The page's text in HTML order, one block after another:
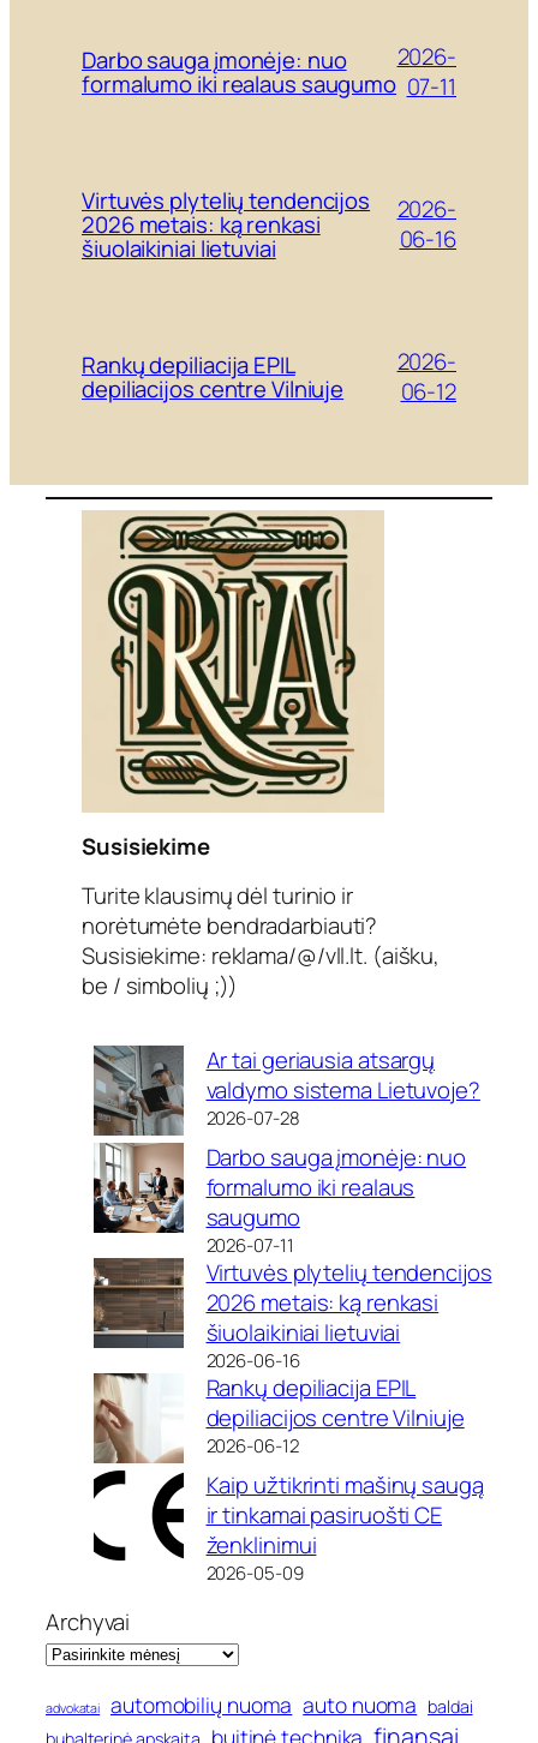
Darbo sauga įmonėje: nuo
formalumo iki realaus saugumo
2026-
07-11
Virtuvės plytelių tendencijos
2026 metais: ką renkasi
šiuolaikiniai lietuviai
2026-
06-16
Rankų depiliacija EPIL
depiliacijos centre Vilniuje
2026-
06-12
Susisiekime
Turite klausimų dėl turinio ir
norėtumėte bendradarbiauti?
Susisiekime: reklama/@/vll.lt. (aišku,
be / simbolių ;))
Ar tai geriausia atsargų
valdymo sistema Lietuvoje?
2026-07-28
Darbo sauga įmonėje: nuo
formalumo iki realaus
saugumo
2026-07-11
Virtuvės plytelių tendencijos
2026 metais: ką renkasi
šiuolaikiniai lietuviai
2026-06-16
Rankų depiliacija EPIL
depiliacijos centre Vilniuje
2026-06-12
Kaip užtikrinti mašinų saugą
ir tinkamai pasiruošti CE
ženklinimui
2026-05-09
Archyvai
advokatai automobilių nuoma auto nuoma baldai
buitinė technika finansai